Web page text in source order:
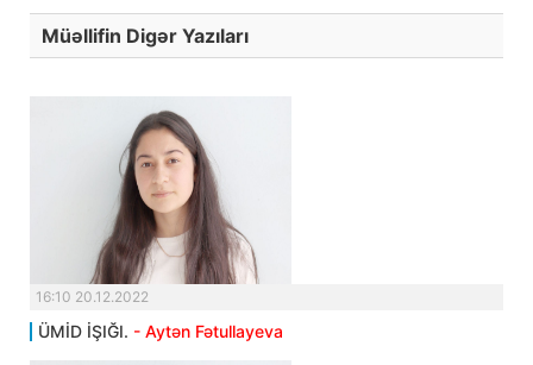
Müəllifin Digər Yazıları
16:10 20.12.2022
ÜMİD İŞIĞI. - Aytən Fətullayeva